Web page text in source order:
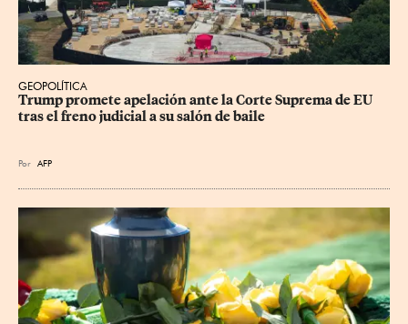
GEOPOLÍTICA
Trump promete apelación ante la Corte Suprema de EU
tras el freno judicial a su salón de baile
Por AFP